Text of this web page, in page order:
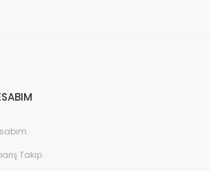
Takip